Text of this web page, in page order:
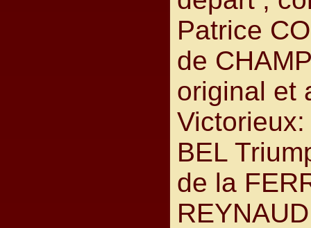
Patrice
de
original et
BEL
de la